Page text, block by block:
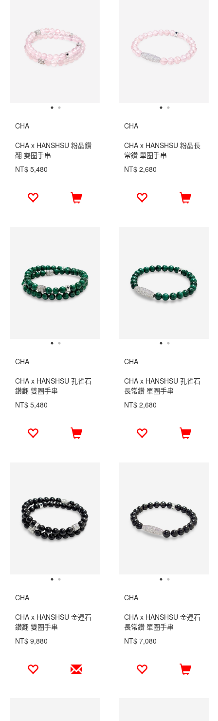
CHA
CHA x HANSHSU 粉晶鑽
翻 雙圈手串
NT$ 5,480
CHA
CHA x HANSHSU 粉晶長
常鑽 單圈手串
NT$ 2,680
CHA
CHA x HANSHSU 孔雀石
鑽翻 雙圈手串
NT$ 5,480
CHA
CHA x HANSHSU 孔雀石
長常鑽 單圈手串
NT$ 2,680
CHA
CHA x HANSHSU 金運石
鑽翻 雙圈手串
NT$ 9,880
CHA
CHA x HANSHSU 金運石
長常鑽 單圈手串
NT$ 7,080